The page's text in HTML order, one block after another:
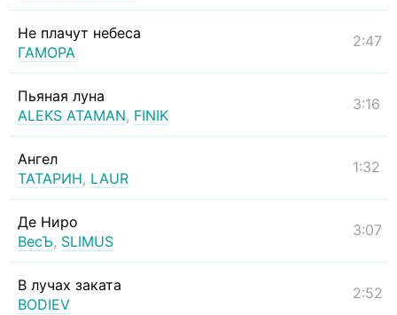
Не плачут небеса
ГАМОРА
2:47
Пьяная луна
ALEKS ATAMAN, FINIK
3:16
Ангел
ТАТАРИН, LAUR
1:32
Де Ниро
ВесЪ, SLIMUS
3:07
В лучах заката
BODIEV
2:52